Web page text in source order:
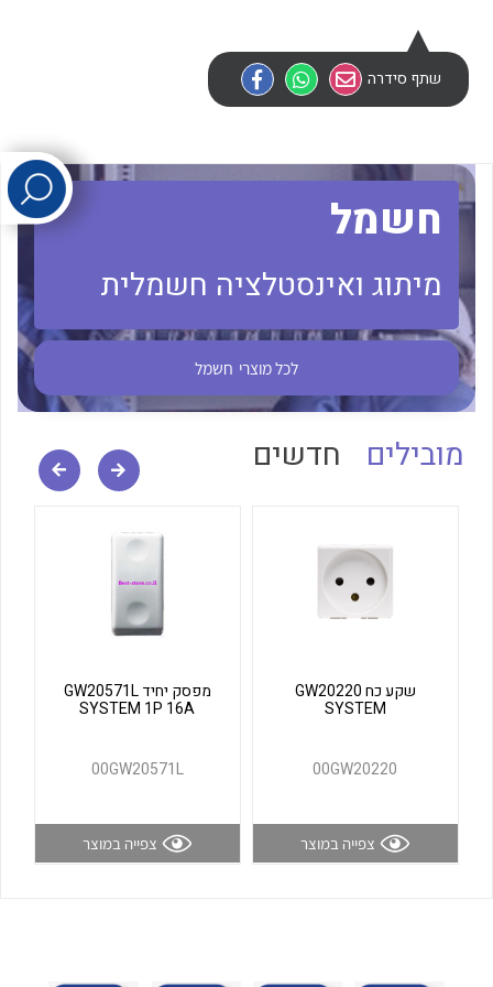
לכל מוצרי היצרן
לכל מוצרי היצרן לכל מוצרי היצרן
לכל מוצרי היצרן לכל מוצרי היצרן
שתף סידרה
חשמל
מיתוג ואינסטלציה חשמלית
לכל מוצרי חשמל
מובילים חדשים
שקע כח GW20220
SYSTEM
00GW20220
צפייה במוצר
מפסק יחיד GW20571L
SYSTEM 1P 16A
00GW20571L
צפייה במוצר